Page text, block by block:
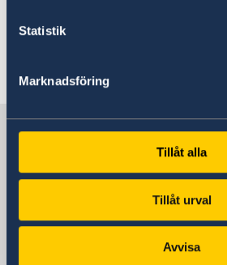
Statistik
Marknadsföring
Tillåt alla
Tillåt urval
Avvisa
Rösta i Turkiet - Sweden Abroad
Sverige i Turkiet
Sveriges ambassad
Besöksadress
Katip Celebi Sokak 7